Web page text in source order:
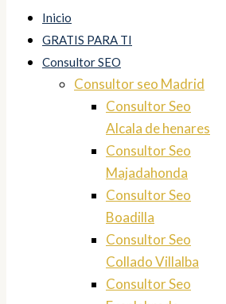
Inicio
GRATIS PARA TI
Consultor SEO
Consultor seo Madrid
Consultor Seo
Alcala de henares
Consultor Seo
Majadahonda
Consultor Seo
Boadilla
Consultor Seo
Collado Villalba
Consultor Seo